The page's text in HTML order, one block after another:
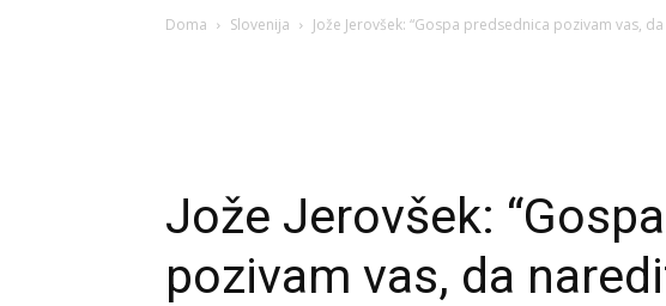
Doma Slovenija Jože Jerovšek: “Gospa predsednica pozivam vas,
Jože Jerovšek:
pozivam vas, da